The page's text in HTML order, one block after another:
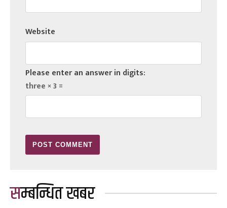
Website
Please enter an answer in digits:
three × 3 =
सम्बन्धित खबर